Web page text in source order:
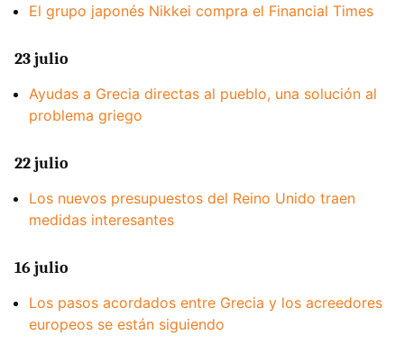
El grupo japonés Nikkei compra el Financial Times
23 julio
Ayudas a Grecia directas al pueblo, una solución al
problema griego
22 julio
Los nuevos presupuestos del Reino Unido traen
medidas interesantes
16 julio
Los pasos acordados entre Grecia y los acreedores
europeos se están siguiendo